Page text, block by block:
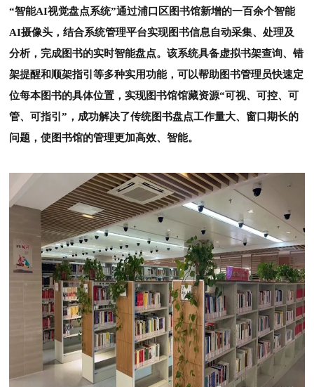
“智能AI视觉盘点系统”通过浦口区图书馆新增的一百余个智能
AI摄像头，结合系统管理平台实现图书信息自动采集、处理及
分析，完成图书的实时智能盘点。该系统具备虚拟书架查询、错
架提醒和顺架指引等多种实用功能，可以帮助图书管理员快速定
位每本图书的具体位置，实现图书馆馆藏资源“可视、可控、可
管、可指引” ，成功解决了传统图书盘点工作量大、窗口期长的
问题，使图书馆的管理更加高效、智能。